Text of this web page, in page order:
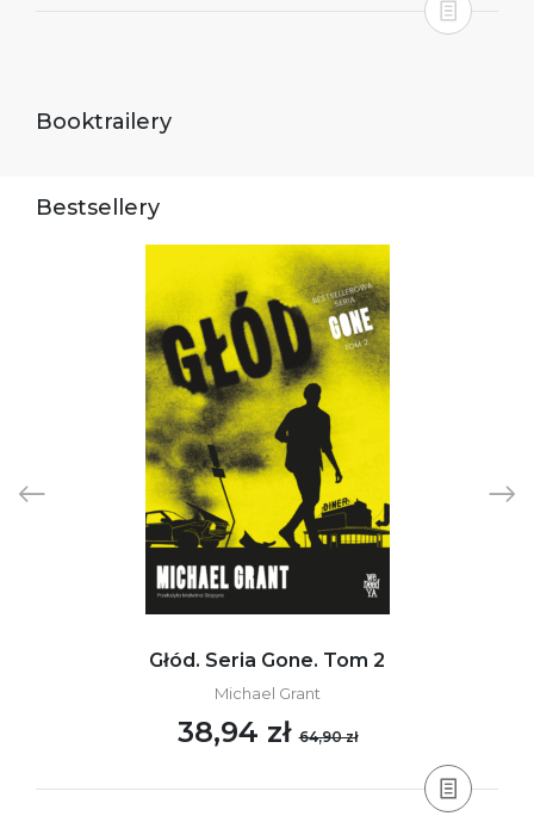
Booktrailery
Bestsellery
Głód. Seria Gone. Tom 2
Michael Grant
38,94 zł64,90 zł